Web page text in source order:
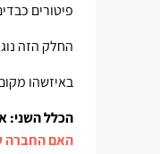
פיטורים
החלק הזה
באיזשהו
הכלל השני:
האם החברה